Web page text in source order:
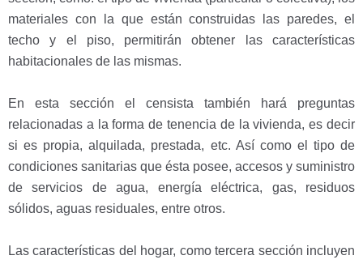
materiales con la que están construidas las paredes, el
techo y el piso, permitirán obtener las características
habitacionales de las mismas.
En esta sección el censista también hará preguntas
relacionadas a la forma de tenencia de la vivienda, es decir
si es propia, alquilada, prestada, etc. Así como el tipo de
condiciones sanitarias que ésta posee, accesos y suministro
de servicios de agua, energía eléctrica, gas, residuos
sólidos, aguas residuales, entre otros.
Las características del hogar, como tercera sección incluyen